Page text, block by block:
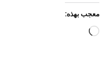
معجب بهذه:
جاري